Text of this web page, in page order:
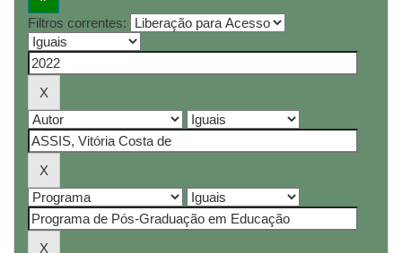
Filtros correntes: